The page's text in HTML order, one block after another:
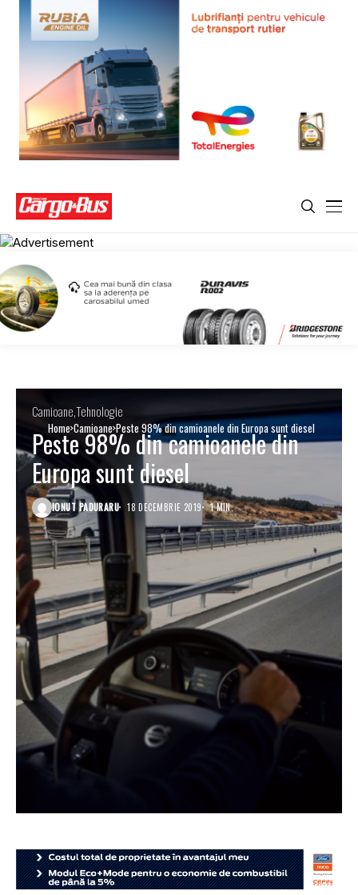
Home Camioane Peste 98% din camioanele din Europa sunt diesel
CamioaneTehnologie
Peste 98% din camioanele din
Europa sunt diesel
IONUT PADURARU 18 DECEMBRIE 2019 1 MIN.